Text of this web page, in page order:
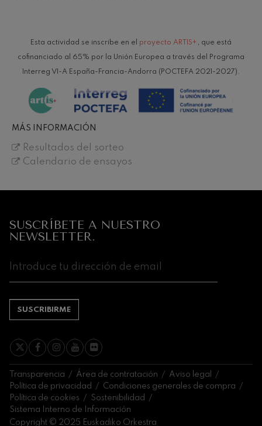
Esta actividad se inscribe en el proyecto ARTIS+ , que está
cofinanciado al 65% por la Unión Europea a través del Programa
Interreg VI-A España-Francia-Andorra (POCTEFA 2021-2027).
MÁS INFORMACIÓN
Resultados del sorteo
Calendario de ensayos
CONCIERTOS
Y
AGOSTO
SA DO LU MA
12
MIÉRCOLES,
SUSCRÍBETE A NUESTRO
NEWSLETTER.
SUSCRIBIRME
Transparencia Área de contratación
Aviso legal
Política de privacidad
Condiciones generales de compra
Política de cookies
Sostenibilidad
Sistema Interno de Información
Copyright © 2025 Euskadiko Orkestra